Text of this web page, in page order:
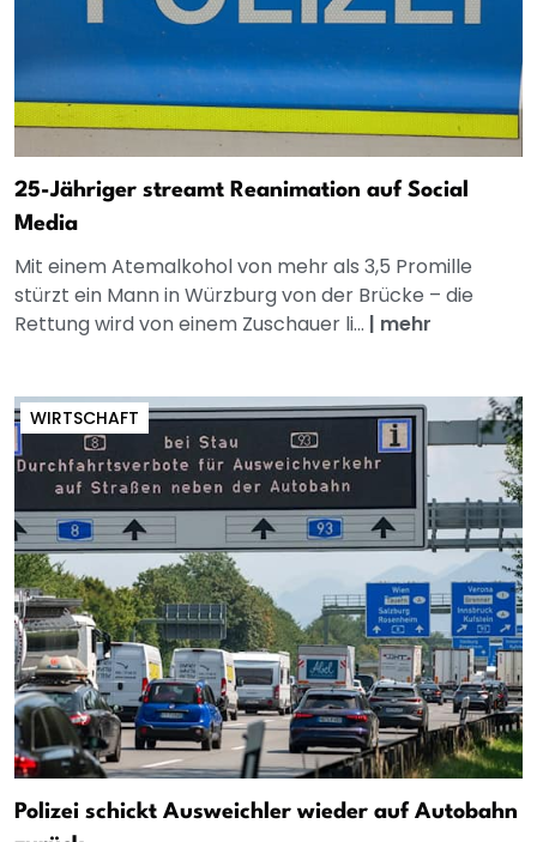
25-Jähriger streamt Reanimation auf Social
Media
Mit einem Atemalkohol von mehr als 3,5 Promille
stürzt ein Mann in Würzburg von der Brücke – die
Rettung wird von einem Zuschauer li... | mehr
WIRTSCHAFT
Polizei schickt Ausweichler wieder auf Autobahn